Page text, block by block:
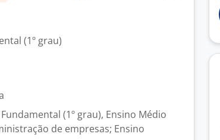
(1º grau)
(1º grau), Ensino Médio
de empresas; Ensino